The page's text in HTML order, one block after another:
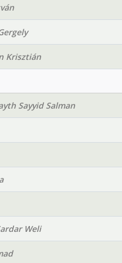
Krisztián
Sayyid Salman
Weli